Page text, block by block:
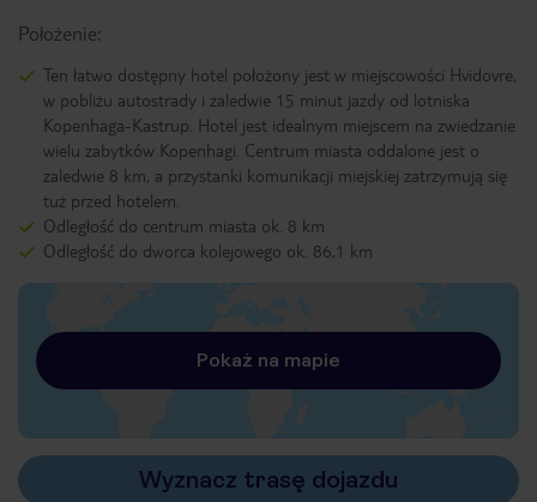
Położenie:
Ten łatwo dostępny hotel położony jest w miejscowości Hvidovre,
w pobliżu autostrady i zaledwie 15 minut jazdy od lotniska
Kopenhaga-Kastrup. Hotel jest idealnym miejscem na zwiedzanie
wielu zabytków Kopenhagi. Centrum miasta oddalone jest o
zaledwie 8 km, a przystanki komunikacji miejskiej zatrzymują się
tuż przed hotelem.
Odległość do centrum miasta ok. 8 km
Odległość do dworca kolejowego ok. 86,1 km
Pokaż na mapie
Wyznacz trasę dojazdu